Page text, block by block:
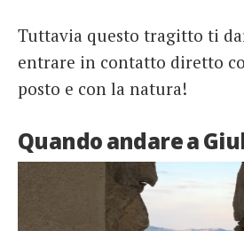
Tuttavia questo tragitto ti
entrare in contatto diretto
posto e con la natura!
Quando andare a